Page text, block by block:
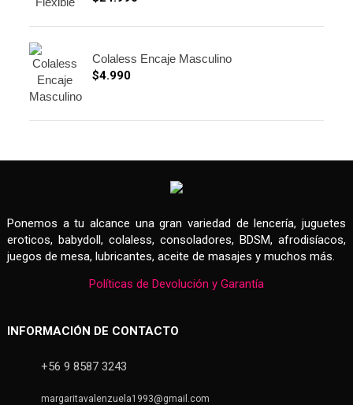
Colaless Encaje Masculino
$4.990
Ponemos a tu alcance una gran variedad de lencería, juguetes
eroticos, babydoll, colaless, consoladores, BDSM, afrodisíacos,
juegos de mesa, lubricantes, aceite de masajes y muchos más.
Políticas de Devolución y Garantía
INFORMACIÓN DE CONTACTO
+56 9 8587 3243
margaritavalenzuela1993@gmail.com